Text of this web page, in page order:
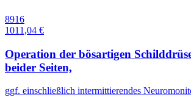
8916
1011,04 €
Operation der bösartigen
beider Seiten,
ggf. einschließlich intermittierendes